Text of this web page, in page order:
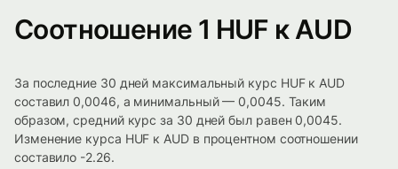
Соотношение 1 HUF к AUD
За последние 30 дней максимальный курс HUF к AUD
составил 0,0046, а минимальный — 0,0045. Таким
образом, средний курс за 30 дней был равен 0,0045.
Изменение курса HUF к AUD в процентном соотношении
составило -2.26.